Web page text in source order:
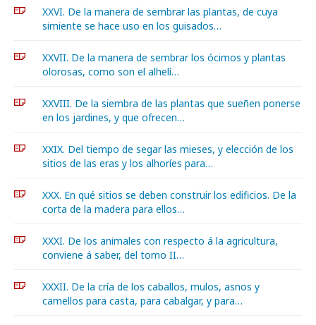
XXVI. De la manera de sembrar las plantas, de cuya
simiente se hace uso en los guisados…
XXVII. De la manera de sembrar los ócimos y plantas
olorosas, como son el alhelí…
XXVIII. De la siembra de las plantas que sueñen ponerse
en los jardines, y que ofrecen…
XXIX. Del tiempo de segar las mieses, y elección de los
sitios de las eras y los alhoríes para…
XXX. En qué sitios se deben construir los edificios. De la
corta de la madera para ellos…
XXXI. De los animales con respecto á la agricultura,
conviene á saber, del tomo II…
XXXII. De la cría de los caballos, mulos, asnos y
camellos para casta, para cabalgar, y para…